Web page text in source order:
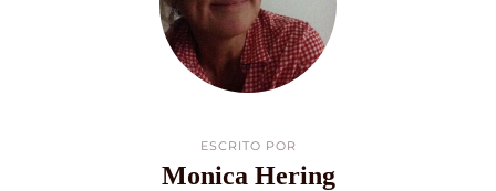
ESCRITO POR
Monica Hering